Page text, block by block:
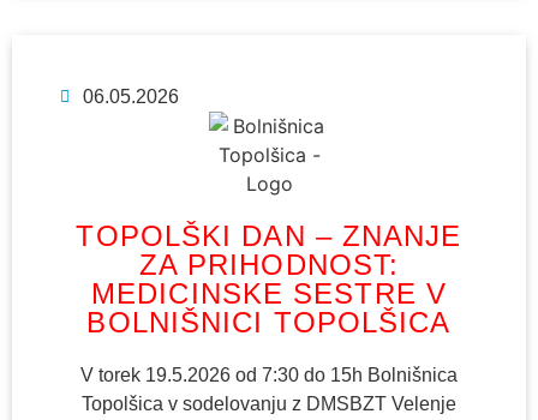
06.05.2026
TOPOLŠKI DAN – ZNANJE
ZA PRIHODNOST:
MEDICINSKE SESTRE V
BOLNIŠNICI TOPOLŠICA
V torek 19.5.2026 od 7:30 do 15h Bolnišnica
Topolšica v sodelovanju z DMSBZT Velenje